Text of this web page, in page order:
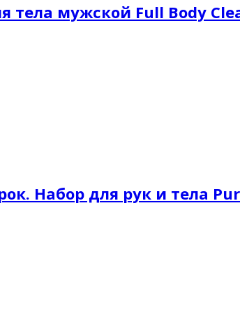
тела мужской Full Body
Набор для рук и тела